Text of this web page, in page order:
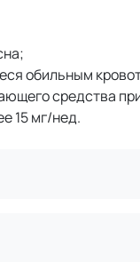
обильным
средства
15 мг/нед.